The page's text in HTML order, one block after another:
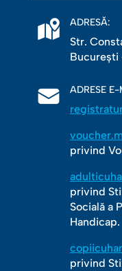
ADRESĂ:
Str.
Bucureşti
ADRESE
privind
privind
Socială a
Handicap.
privind